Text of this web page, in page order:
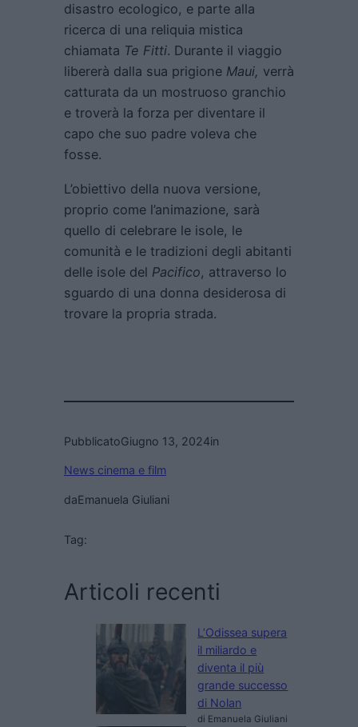
disastro ecologico, e parte alla
ricerca di una reliquia mistica
chiamata Te Fitti. Durante il viaggio
libererà dalla sua prigione Maui, verrà
catturata da un mostruoso granchio
e troverà la forza per diventare il
capo che suo padre voleva che
fosse.
L’obiettivo della nuova versione,
proprio come l’animazione, sarà
quello di celebrare le isole, le
comunità e le tradizioni degli abitanti
delle isole del Pacifico, attraverso lo
sguardo di una donna desiderosa di
trovare la propria strada.
PubblicatoGiugno 13, 2024in
News cinema e film
daEmanuela Giuliani
Tag:
Articoli recenti
L’Odissea supera
il miliardo e
diventa il più
grande successo
di Nolan
di Emanuela Giuliani